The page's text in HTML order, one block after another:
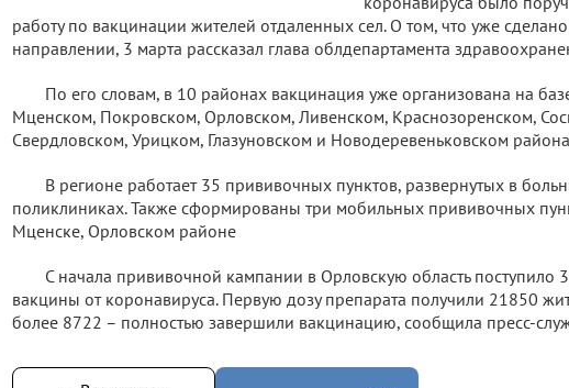
работу по вакцинации жителей отдаленных сел. О том, что уже
направлении, 3 марта рассказал глава облдепартамента
По его словам, в 10 районах вакцинация уже организована на
Мценском, Покровском, Орловском, Ливенском, Краснозоренском,
Свердловском, Урицком, Глазуновском и Новодеревеньковском
В регионе работает 35 прививочных пунктов, развернутых в
поликлиниках. Также сформированы три мобильных прививочных
Мценске, Орловском районе
С начала прививочной кампании в Орловскую область поступило
вакцины от коронавируса. Первую дозу препарата получили 21850
более 8722 – полностью завершили вакцинацию, сообщила пресс-